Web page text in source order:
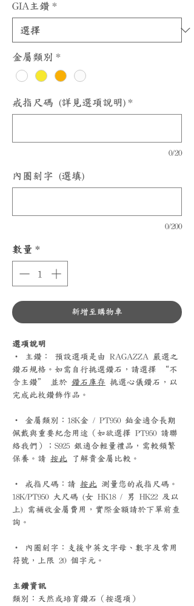
格
GIA主鑽 *
金屬類別 *
戒指尺碼 (詳見選項說明) *
0/20
內圈刻字 (選填)
0/200
數量 *
新增至購物車
選項說明
‧ 主鑽： 預設選項是由 RAGAZZA 嚴選之
鑽石規格。如需自行挑選鑽石，請選擇 “不
含主鑽” 並於 鑽石庫存 挑選心儀鑽石，以
完成此枚鑽飾作品。
‧ 金屬類別：18K金 / PT950 鉑金適合長期
佩戴與重要紀念用途（如欲選擇 PT950 請聯
絡我們）；S925 銀適合輕量禮品，需較頻繁
保養。請 按此 了解貴金屬比較。
‧ 戒指尺碼：請 按此 測量您的戒指尺碼。
18K/PT950 大尺碼 (女 HK18 / 男 HK22 及以
上) 需補收金屬費用，實際金額請於下單前查
詢。
‧ 內圈刻字：支援中英文字母、數字及常用
符號，上限 20 個字元。
主鑽資訊
類別：天然或培育鑽石（按選項）